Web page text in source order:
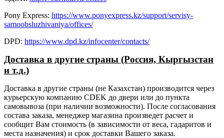
Pony Express: https://www.ponyexpress.kz/support/servisy-
samoobsluzhivaniya/offices/
DPD: https://www.dpd.kz/infocenter/contacts/
Доставка в другие страны (Россия, Кыргызстан
и т.д.)
Доставка в другие страны (не Казахстан) производится через
курьерскую компанию CDEK до двери или до пункта
самовывоза (при наличии возможности). После согласования
состава заказа, менеджер магазина произведет расчет и
сообщит Вам стоимость (в зависимости от веса, гадаритов и
места назначения) и срок доставки Вашего заказа.